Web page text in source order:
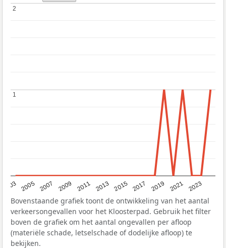
2003 2005 2007 2009 2011 2013 2015 2017 2019 2021 2023
1
1
2
2
Bovenstaande grafiek toont de ontwikkeling van het aantal
verkeersongevallen voor het Kloosterpad. Gebruik het filter
boven de grafiek om het aantal ongevallen per afloop
(materiële schade, letselschade of dodelijke afloop) te
bekijken.